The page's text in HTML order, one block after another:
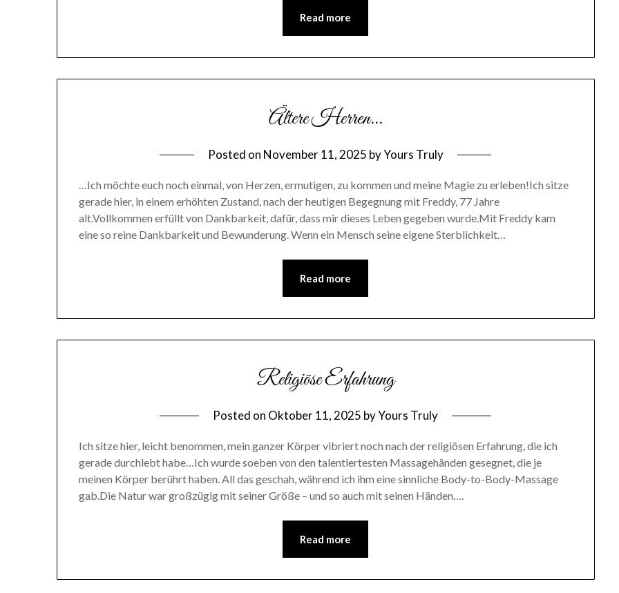
Read more
Ältere Herren…
Posted on November 11, 2025 byYours Truly
…Ich möchte euch noch einmal, von Herzen, ermutigen, zu kommen und meine Magie zu erleben!Ich sitze
gerade hier, in einem erhöhten Zustand, nach der heutigen Begegnung mit Freddy, 77 Jahre
alt.Vollkommen erfüllt von Dankbarkeit, dafür, dass mir dieses Leben gegeben wurde.Mit Freddy kam
eine so reine Dankbarkeit und Bewunderung. Wenn ein Mensch seine eigene Sterblichkeit…
Read more
Religiöse Erfahrung
Posted on Oktober 11, 2025 byYours Truly
Ich sitze hier, leicht benommen, mein ganzer Körper vibriert noch nach der religiösen Erfahrung, die ich
gerade durchlebt habe…Ich wurde soeben von den talentiertesten Massagehänden gesegnet, die je
meinen Körper berührt haben. All das geschah, während ich ihm eine sinnliche Body-to-Body-Massage
gab.Die Natur war großzügig mit seiner Größe – und so auch mit seinen Händen….
Read more